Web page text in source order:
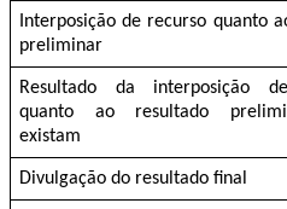
Interposição de recurso quanto
preliminar
Resultado da interposição
quanto ao resultado
existam
Divulgação do resultado final